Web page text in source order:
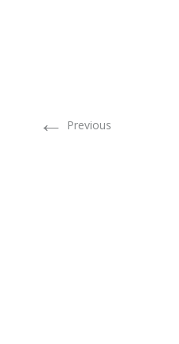
← Previous